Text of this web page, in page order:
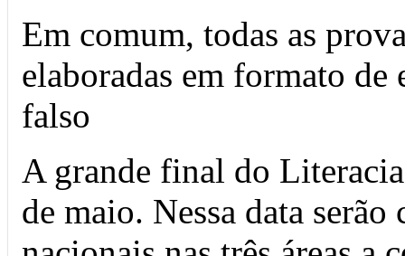
Em comum, todas as
elaboradas em formato
falso
A grande final do
de maio. Nessa data